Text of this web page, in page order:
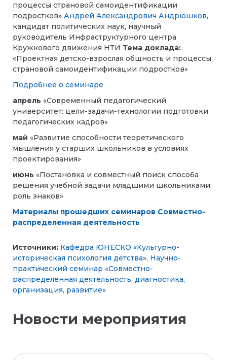
процессы страновой самоидентификации
подростков» Андрей Александрович Андрюшков,
кандидат политических наук, научный
руководитель Инфраструктурного центра
Кружкового движения НТИ Тема доклада:
«Проектная детско-взрослая общность и процессы
страновой самоидентификации подростков»
Подробнее о семинаре
апрель «Современный педагогический
университет: цели-задачи-технологии подготовки
педагогических кадров»
май «Развитие способности теоретического
мышления у старших школьников в условиях
проектирования»
июнь «Постановка и совместный поиск способа
решения учебной задачи младшими школьниками:
роль знаков»
Материалы прошедших семинаров Совместно-
распределенная деятельность
Источники: Кафедра ЮНЕСКО «Культурно-
историческая психология детства», Научно-
практический семинар «Совместно-
распределённая деятельность: диагностика,
организация, развитие»
Новости мероприятия